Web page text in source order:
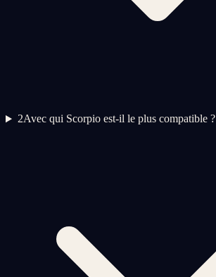
2Avec qui Scorpio est-il le plus compatible ?